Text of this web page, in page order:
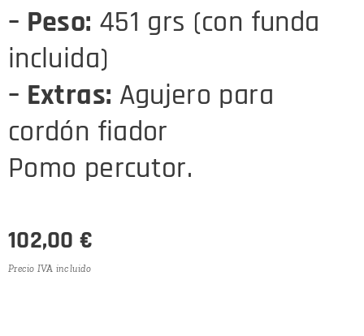
– Peso: 451 grs (con funda
incluida)
– Extras: Agujero para
cordón fiador
Pomo percutor.
102,00 €
Precio IVA incluido